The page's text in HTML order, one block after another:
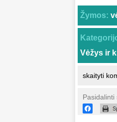
Žymos:
Vėžys ir
skaityti